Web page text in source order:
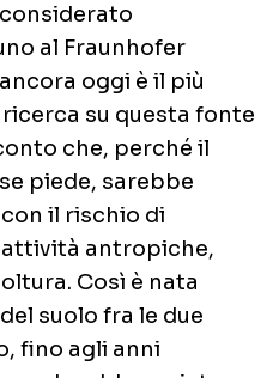
al Fraunhofer
oggi è il più
su questa fonte
che, perché il
piede, sarebbe
il rischio di
antropiche,
Così è nata
suolo fra le due
fino agli anni